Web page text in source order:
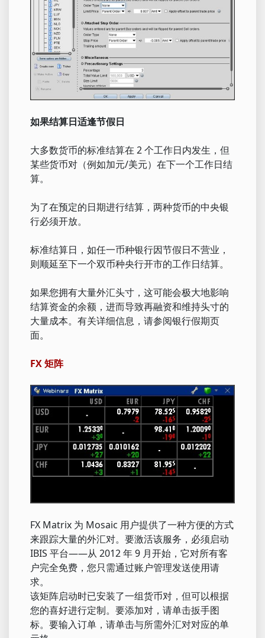
如果结算日适逢节假日
大多数货币的标准结算在 2 个工作日内发生，但
某些货币对（例如加元/美元）在下一个工作日结
算。
为了在预定的日期进行结算，两种货币的中央银
行必须开放。
标准结算日，如任一币种银行因节假日不营业，
则顺延至下一个双币种央行开市的工作日结算。
如果您拥有大量外汇头寸，这可能会极大地影响
结算资金的余额，进而导致再融资和维持头寸的
大量成本。有关详细信息，请参阅银行假期页
面。
FX 矩阵
FX Matrix 为 Mosaic 用户提供了一种方便的方式
来跟踪大量的外汇对。要激活该服务，必须启动
IBIS 平台——从 2012 年 9 月开始，它对所有客
户完全免费，您只需通过账户管理发送使用请
求。
该矩阵启动时已安装了一组货币对，但可以根据
您的喜好进行定制。要添加对，请单击扳手图
标。要输入订单，请单击与所需外汇对对应的单